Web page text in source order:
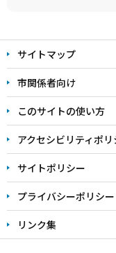
文
こ
こ
ま
で
サイトマップ
市関係者向け
このサイトの使い方
アクセシビリティポリ
サイトポリシー
プライバシーポリシー
リンク集